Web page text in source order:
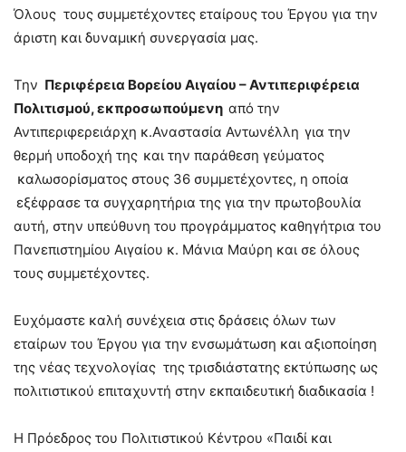
Όλους τους συμμετέχοντες εταίρους του Έργου για την
άριστη και δυναμική συνεργασία μας.
Την Περιφέρεια Βορείου Αιγαίου – Αντιπεριφέρεια
Πολιτισμού, εκπροσωπούμενη από την
Αντιπεριφερειάρχη κ.Αναστασία Αντωνέλλη για την
θερμή υποδοχή της και την παράθεση γεύματος
καλωσορίσματος στους 36 συμμετέχοντες, η οποία
εξέφρασε τα συγχαρητήρια της για την πρωτοβουλία
αυτή, στην υπεύθυνη του προγράμματος καθηγήτρια του
Πανεπιστημίου Αιγαίου κ. Μάνια Μαύρη και σε όλους
τους συμμετέχοντες.
Ευχόμαστε καλή συνέχεια στις δράσεις όλων των
εταίρων του Έργου για την ενσωμάτωση και αξιοποίηση
της νέας τεχνολογίας της τρισδιάστατης εκτύπωσης ως
πολιτιστικού επιταχυντή στην εκπαιδευτική διαδικασία !
Η Πρόεδρος του Πολιτιστικού Κέντρου «Παιδί και